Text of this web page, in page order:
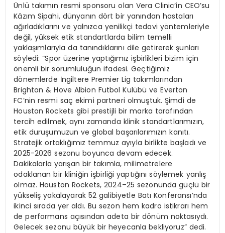
Ünlü takımın resmi sponsoru olan Vera Clinic’in CEO’su
Kâzım Sipahi, dünyanın dört bir yanından hastaları
ağırladıklarını ve yalnızca yenilikçi tedavi yöntemleriyle
değil, yüksek etik standartlarda bilim temelli
yaklaşımlarıyla da tanındıklarını dile getirerek şunları
söyledi: “Spor üzerine yaptığımız işbirlikleri bizim için
önemli bir sorumluluğun ifadesi. Geçtiğimiz
dönemlerde İngiltere Premier Lig takımlarından
Brighton & Hove Albion Futbol Kulübü ve Everton
FC’nin resmi saç ekimi partneri olmuştuk. Şimdi de
Houston Rockets gibi prestijli bir marka tarafından
tercih edilmek, aynı zamanda klinik standartlarımızın,
etik duruşumuzun ve global başarılarımızın kanıtı.
Stratejik ortaklığımız temmuz ayıyla birlikte başladı ve
2025-2026 sezonu boyunca devam edecek.
Dakikalarla yarışan bir takımla, milimetrelere
odaklanan bir kliniğin işbirliği yaptığını söylemek yanlış
olmaz. Houston Rockets, 2024–25 sezonunda güçlü bir
yükseliş yakalayarak 52 galibiyetle Batı Konferansı’nda
ikinci sırada yer aldı. Bu sezon hem kadro istikrarı hem
de performans açısından adeta bir dönüm noktasıydı.
Gelecek sezonu büyük bir heyecanla bekliyoruz” dedi.